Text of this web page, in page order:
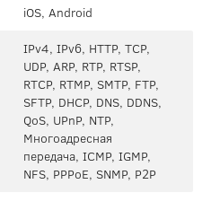
iOS, Android
IPv4, IPv6, HTTP, TCP,
UDP, ARP, RTP, RTSP,
RTCP, RTMP, SMTP, FTP,
SFTP, DHCP, DNS, DDNS,
QoS, UPnP, NTP,
Многоадресная
передача, ICMP, IGMP,
NFS, PPPoE, SNMP, P2P